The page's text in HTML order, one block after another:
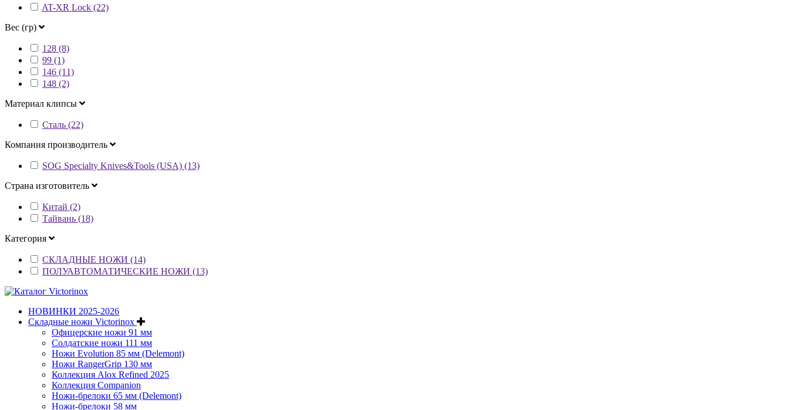
AT-XR Lock (22)
Вес (гр)
128 (8)
99 (1)
146 (11)
148 (2)
Материал клипсы
Сталь (22)
Компания производитель
SOG Specialty Knives&Tools (USA) (13)
Страна изготовитель
Китай (2)
Тайвань (18)
Категория
СКЛАДНЫЕ НОЖИ (14)
ПОЛУАВТОМАТИЧЕСКИЕ НОЖИ (13)
НОВИНКИ 2025-2026
Складные ножи Victorinox
Офицерские ножи 91 мм
Солдатские ножи 111 мм
Ножи Evolution 85 мм (Delemont)
Ножи RangerGrip 130 мм
Коллекция Alox Refined 2025
Коллекция Companion
Ножи-брелоки 65 мм (Delemont)
Ножи-брелоки 58 мм